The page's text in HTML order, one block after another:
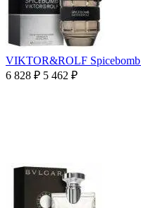
VIKTOR&ROLF Spicebomb
6 828 ₽ 5 462 ₽